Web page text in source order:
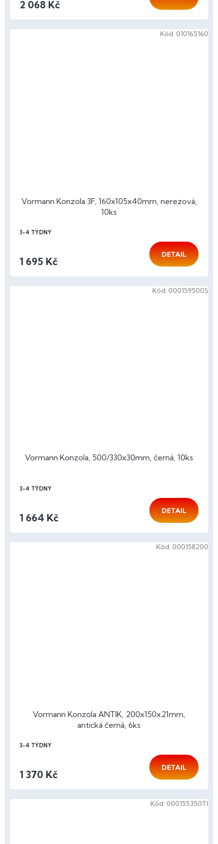
2 068 Kč
Vormann Konzola 3F, 160x105x40mm, nerezová,
10ks
3-4 TÝDNY
1 695 Kč
DETAIL
Kód: 010165160
Vormann Konzola, 500/330x30mm, černá, 10ks
3-4 TÝDNY
1 664 Kč
DETAIL
Kód: 000159500S
Vormann Konzola ANTIK, 200x150x21mm,
antická černá, 6ks
3-4 TÝDNY
1 370 Kč
DETAIL
Kód: 000158200
Kód: 000155350TI